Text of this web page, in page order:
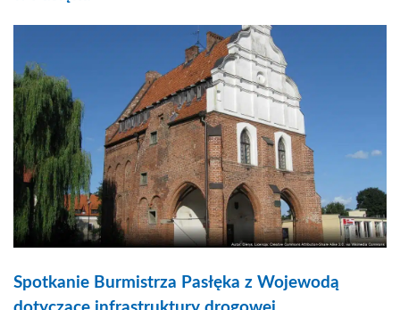
Spotkanie Burmistrza Pasłęka z Wojewodą